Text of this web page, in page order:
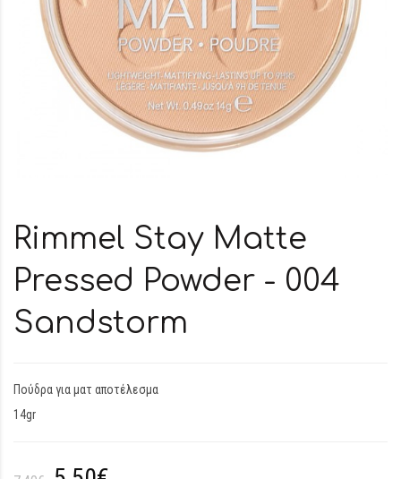
Rimmel Stay Matte
Pressed Powder - 004
Sandstorm
Πούδρα για ματ αποτέλεσμα
14gr